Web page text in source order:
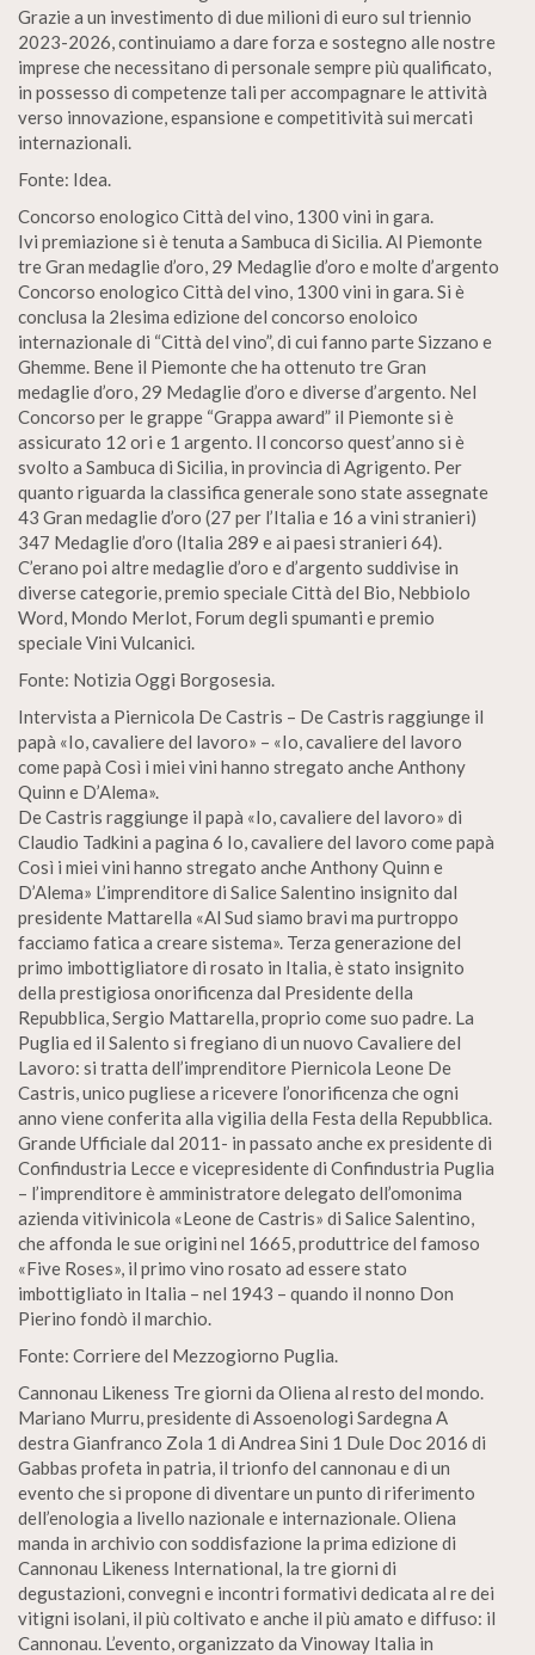
Grazie a un investimento di due milioni di euro sul triennio
2023-2026, continuiamo a dare forza e sostegno alle nostre
imprese che necessitano di personale sempre più qualificato,
in possesso di competenze tali per accompagnare le attività
verso innovazione, espansione e competitività sui mercati
internazionali.
Fonte: Idea.
Concorso enologico Città del vino, 1300 vini in gara.
Ivi premiazione si è tenuta a Sambuca di Sicilia. Al Piemonte
tre Gran medaglie d’oro, 29 Medaglie d’oro e molte d’argento
Concorso enologico Città del vino, 1300 vini in gara. Si è
conclusa la 2lesima edizione del concorso enoloico
internazionale di “Città del vino”, di cui fanno parte Sizzano e
Ghemme. Bene il Piemonte che ha ottenuto tre Gran
medaglie d’oro, 29 Medaglie d’oro e diverse d’argento. Nel
Concorso per le grappe “Grappa award” il Piemonte si è
assicurato 12 ori e 1 argento. Il concorso quest’anno si è
svolto a Sambuca di Sicilia, in provincia di Agrigento. Per
quanto riguarda la classifica generale sono state assegnate
43 Gran medaglie d’oro (27 per l’Italia e 16 a vini stranieri)
347 Medaglie d’oro (Italia 289 e ai paesi stranieri 64).
C’erano poi altre medaglie d’oro e d’argento suddivise in
diverse categorie, premio speciale Città del Bio, Nebbiolo
Word, Mondo Merlot, Forum degli spumanti e premio
speciale Vini Vulcanici.
Fonte: Notizia Oggi Borgosesia.
Intervista a Piernicola De Castris – De Castris raggiunge il
papà «Io, cavaliere del lavoro» – «Io, cavaliere del lavoro
come papà Così i miei vini hanno stregato anche Anthony
Quinn e D’Alema».
De Castris raggiunge il papà «Io, cavaliere del lavoro» di
Claudio Tadkini a pagina 6 Io, cavaliere del lavoro come papà
Così i miei vini hanno stregato anche Anthony Quinn e
D’Alema» L’imprenditore di Salice Salentino insignito dal
presidente Mattarella «Al Sud siamo bravi ma purtroppo
facciamo fatica a creare sistema». Terza generazione del
primo imbottigliatore di rosato in Italia, è stato insignito
della prestigiosa onorificenza dal Presidente della
Repubblica, Sergio Mattarella, proprio come suo padre. La
Puglia ed il Salento si fregiano di un nuovo Cavaliere del
Lavoro: si tratta dell’imprenditore Piernicola Leone De
Castris, unico pugliese a ricevere l’onorificenza che ogni
anno viene conferita alla vigilia della Festa della Repubblica.
Grande Ufficiale dal 2011- in passato anche ex presidente di
Confindustria Lecce e vicepresidente di Confindustria Puglia
– l’imprenditore è amministratore delegato dell’omonima
azienda vitivinicola «Leone de Castris» di Salice Salentino,
che affonda le sue origini nel 1665, produttrice del famoso
«Five Roses», il primo vino rosato ad essere stato
imbottigliato in Italia – nel 1943 – quando il nonno Don
Pierino fondò il marchio.
Fonte: Corriere del Mezzogiorno Puglia.
Cannonau Likeness Tre giorni da Oliena al resto del mondo.
Mariano Murru, presidente di Assoenologi Sardegna A
destra Gianfranco Zola 1 di Andrea Sini 1 Dule Doc 2016 di
Gabbas profeta in patria, il trionfo del cannonau e di un
evento che si propone di diventare un punto di riferimento
dell’enologia a livello nazionale e internazionale. Oliena
manda in archivio con soddisfazione la prima edizione di
Cannonau Likeness International, la tre giorni di
degustazioni, convegni e incontri formativi dedicata al re dei
vitigni isolani, il più coltivato e anche il più amato e diffuso: il
Cannonau. L’evento, organizzato da Vinoway Italia in